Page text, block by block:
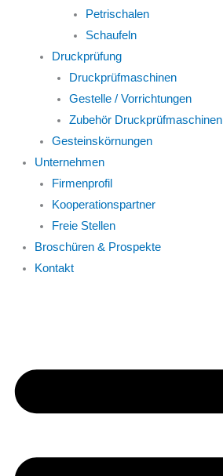
Petrischalen
Schaufeln
Druckprüfung
Druckprüfmaschinen
Gestelle / Vorrichtungen
Zubehör Druckprüfmaschinen
Gesteinskörnungen
Unternehmen
Firmenprofil
Kooperationspartner
Freie Stellen
Broschüren & Prospekte
Kontakt